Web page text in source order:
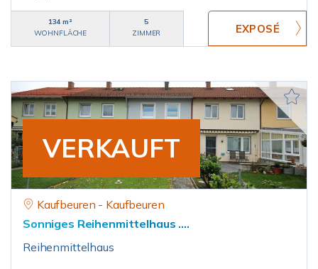
134 m²
WOHNFLÄCHE
5
ZIMMER
VERKAUFT
Kaufbeuren - Kaufbeuren
Sonniges Reihenmittelhaus ....
Reihenmittelhaus